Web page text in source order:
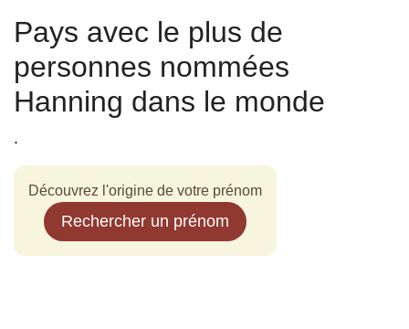
Pays avec le plus de
personnes nommées
Hanning dans le monde
.
Découvrez l'origine de votre prénom
Rechercher un prénom